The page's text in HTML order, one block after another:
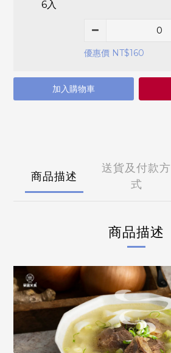
6入
優惠價 NT$160
加入購物車
商品描述
送貨及付款方
式
商品描述